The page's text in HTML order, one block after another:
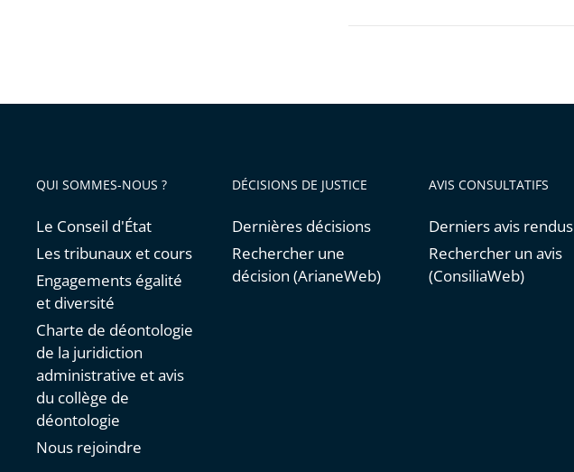
arriver
QUI SOMMES-NOUS ?
Le Conseil d'État
Les tribunaux et cours
Engagements égalité
et diversité
Charte de déontologie
de la juridiction
administrative et avis
du collège de
déontologie
Nous rejoindre
DÉCISIONS DE JUSTICE
Dernières décisions
Rechercher une
décision (ArianeWeb)
AVIS CONSULTATIFS
Derniers avis rendus
Rechercher un avis
(ConsiliaWeb)